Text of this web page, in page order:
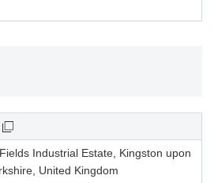
Industrial Estate, Kingston upon
United Kingdom